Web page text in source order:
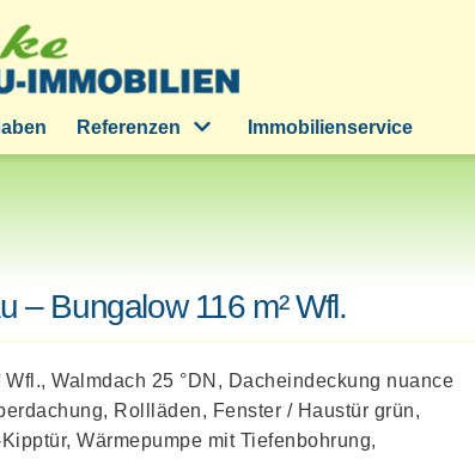
Referenzen Immobilienservice
– Bungalow 116 m² Wfl.
Wfl., Walmdach 25 °DN, Dacheindeckung nuance
Rollläden, Fenster / Haustür grün,
Wärmepumpe mit Tiefenbohrung,